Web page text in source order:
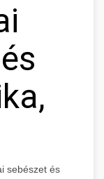
sebészet és